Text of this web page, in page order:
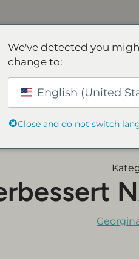
NAD+
entdecken
Sale is Live. Save up
We've detected you
change to:
English (United
Close and do not switch